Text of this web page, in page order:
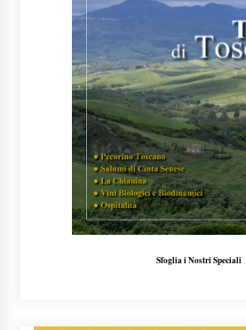
Sfoglia i Nostri Speciali